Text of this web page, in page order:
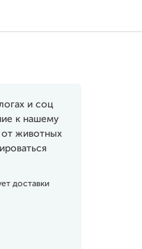
и соц
к нашему
от животных
доставки